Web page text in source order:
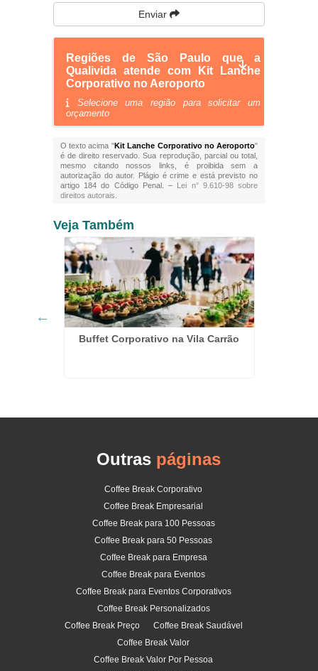
Enviar
Regiões de São Paulo que a
Qualivida atende com Kit Lanche
Corporativo no Aeroporto
Selecione uma região para solicitar um
orçamento
O texto acima "Kit Lanche Corporativo no Aeroporto"
é de direito reservado. Sua reprodução, parcial ou total,
mesmo citando nossos links, é proibida sem a
autorização do autor. Plágio é crime e está previsto no
artigo 184 do Código Penal. – Lei n° 9.610-98 sobre
direitos autorais
Veja Também
Buffet Corporativo na Vila Carrão
Outras páginas
Coffee Break Corporativo
Coffee Break Empresarial
Coffee Break para 100 Pessoas
Coffee Break para 50 Pessoas
Coffee Break para Empresa
Coffee Break para Eventos
Coffee Break para Eventos Corporativos
Coffee Break Personalizados
Coffee Break Preço
Coffee Break Saudável
Coffee Break Valor
Coffee Break Valor Por Pessoa